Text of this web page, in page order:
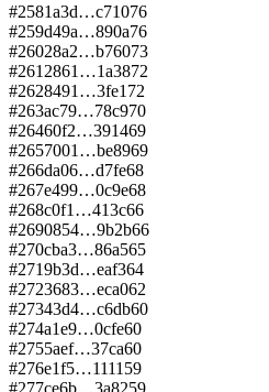
#2581a3d…c71076
#259d49a…890a76
#26028a2…b76073
#261 2861…1a3872
#2628491…3fe1 72
#263ac79…78c970
#26460f2…391469
#2657001…be8969
#266da06…d7fe68
#267e499…0c9e68
#268c0f1…413c66
#2690854…9b2b66
#270cba3…86a565
#2719b3d…eaf364
#2723683…eca062
#27343d4…c6db60
#274a1e9…0cfe60
#2755aef…37ca60
#276e1f5…1111 59
#277ce6b…3a8259